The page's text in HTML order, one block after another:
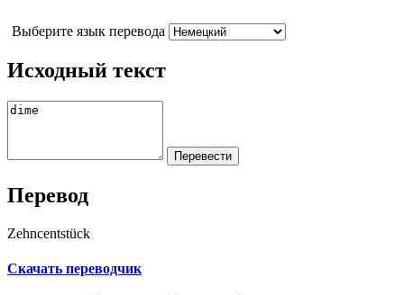
Выберите язык перевода
Исходный текст
Перевод
Zehncentstück
Скачать переводчик